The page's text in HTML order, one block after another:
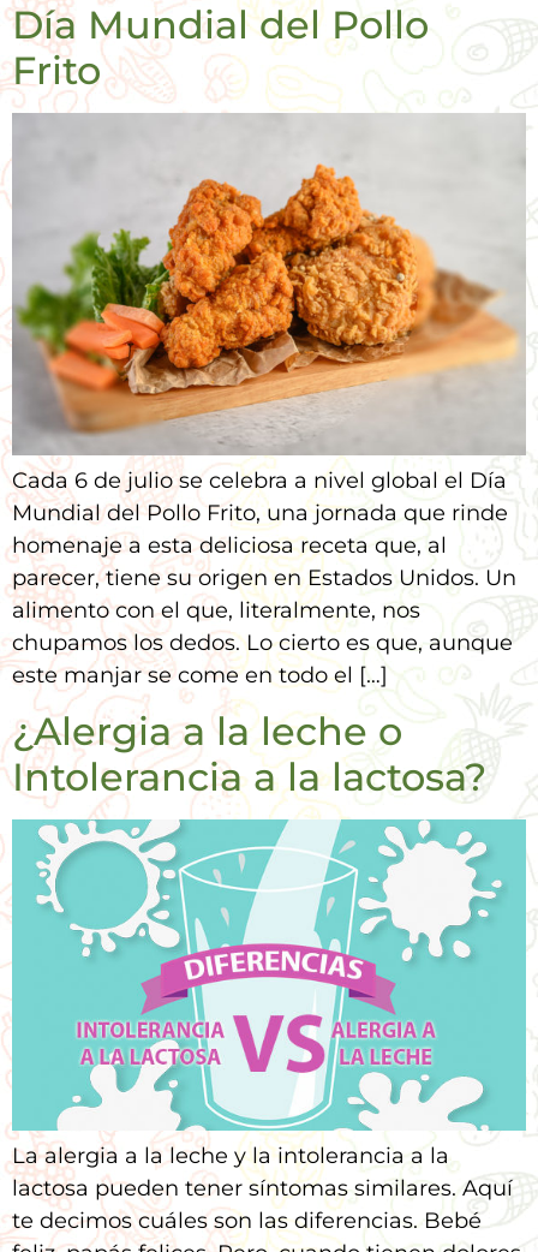
Día Mundial del Pollo
Frito
Cada 6 de julio se celebra a nivel global el Día
Mundial del Pollo Frito, una jornada que rinde
homenaje a esta deliciosa receta que, al
parecer, tiene su origen en Estados Unidos. Un
alimento con el que, literalmente, nos
chupamos los dedos. Lo cierto es que, aunque
este manjar se come en todo el […]
¿Alergia a la leche o
Intolerancia a la lactosa?
La alergia a la leche y la intolerancia a la
lactosa pueden tener síntomas similares. Aquí
te decimos cuáles son las diferencias. Bebé